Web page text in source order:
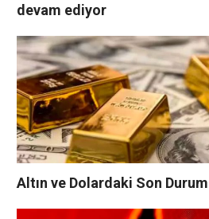
devam ediyor
Altın ve Dolardaki Son